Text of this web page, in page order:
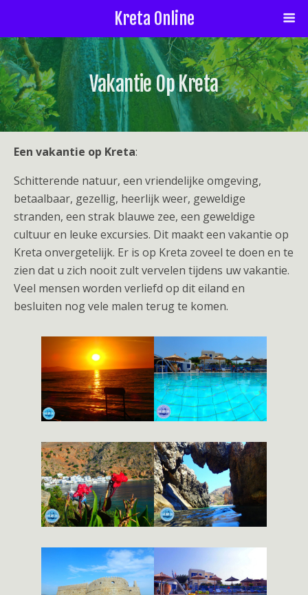
Kreta Online
Vakantie Op Kreta
Een vakantie op Kreta:
Schitterende natuur, een vriendelijke omgeving,
betaalbaar, gezellig, heerlijk weer, geweldige
stranden, een strak blauwe zee, een geweldige
cultuur en leuke excursies. Dit maakt een vakantie op
Kreta onvergetelijk. Er is op Kreta zoveel te doen en te
zien dat u zich nooit zult vervelen tijdens uw vakantie.
Veel mensen worden verliefd op dit eiland en
besluiten nog vele malen terug te komen.